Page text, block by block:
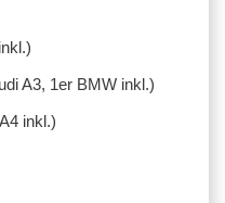
A3, 1er BMW inkl.)
inkl.)